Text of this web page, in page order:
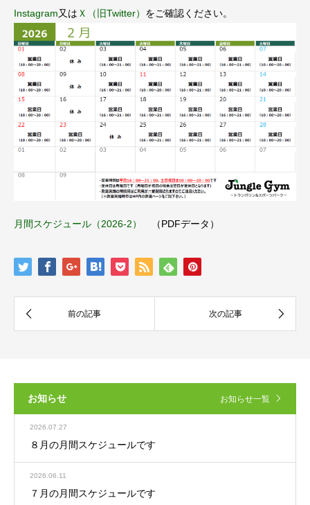
Instagram又は Ｘ（旧Twitter） をご確認ください。
月間スケジュール（2026-2） （PDFデータ）
お知らせ お知らせ一覧
2026.07.27
８月の月間スケジュールです
2026.06.11
７月の月間スケジュールです